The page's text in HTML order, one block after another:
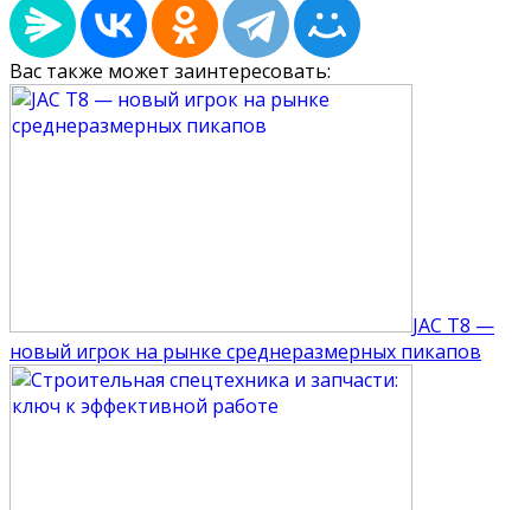
Вас также может заинтересовать:
JAC T8 —
новый игрок на рынке среднеразмерных пикапов